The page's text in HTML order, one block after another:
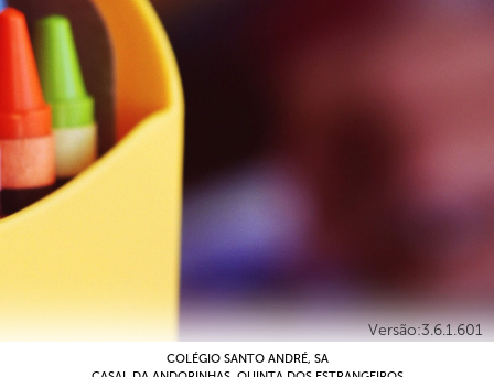
Versão:3.6.1.601
COLÉGIO SANTO ANDRÉ, SA